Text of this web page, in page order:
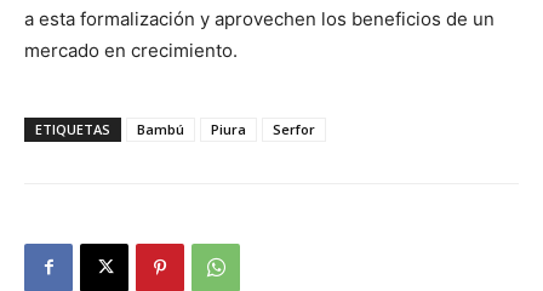
a esta formalización y aprovechen los beneficios de un
mercado en crecimiento.
ETIQUETAS Bambú Piura Serfor